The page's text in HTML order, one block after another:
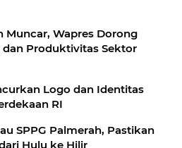
Muncar, Wapres Dorong
dan Produktivitas Sektor
Logo dan Identitas
RI
SPPG Palmerah, Pastikan
Hulu ke Hilir